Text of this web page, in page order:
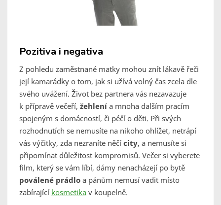
Pozitiva i negativa
Z pohledu zaměstnané matky mohou znít lákavě řeči
její kamarádky o tom, jak si užívá volný čas zcela dle
svého uvážení. Život bez partnera vás nezavazuje
k přípravě večeří, žehlení a mnoha dalším pracím
spojeným s domácností, či péčí o děti. Při svých
rozhodnutích se nemusíte na nikoho ohlížet, netrápí
vás výčitky, zda nezraníte něčí city, a nemusíte si
připomínat důležitost kompromisů. Večer si vyberete
film, který se vám líbí, dámy nenacházejí po bytě
poválené prádlo a pánům nemusí vadit místo
zabírající kosmetika v koupelně.